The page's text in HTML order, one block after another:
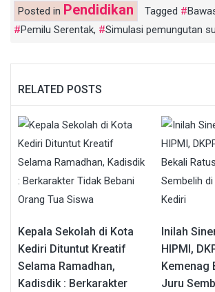
Posted in Pendidikan Tagged
Pemilu Serentak, Simulasi pemungutan
RELATED POSTS
Kepala Sekolah di Kota
Kediri Dituntut Kreatif
Selama Ramadhan,
Kadisdik : Berkarakter
Inilah
HIPMI,
Kemenag
Juru